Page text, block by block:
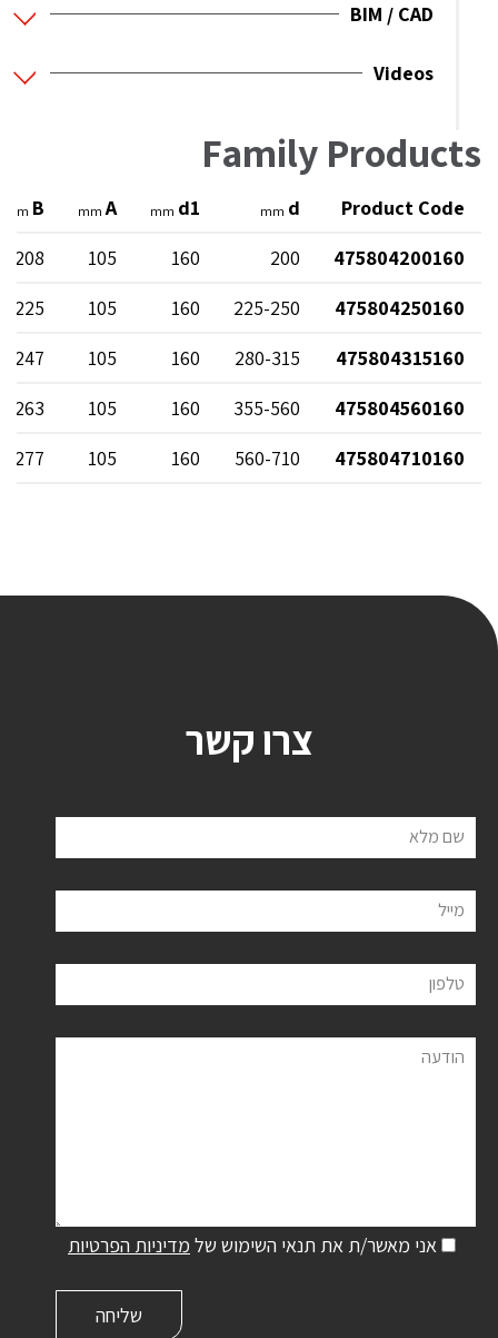
BIM / CAD
Videos
Family Products
Product Code
d
mm
d1
mm
A
mm
B
mm
475804200160
200
160
105
208
475804250160
225-250
160
105
225
475804315160
280-315
160
105
247
475804560160
355-560
160
105
263
475804710160
560-710
160
105
277
צרו קשר
שם מלא
מייל
טלפון
הודעה
אני מאשר/ת את תנאי השימוש של מדיניות הפרטיות